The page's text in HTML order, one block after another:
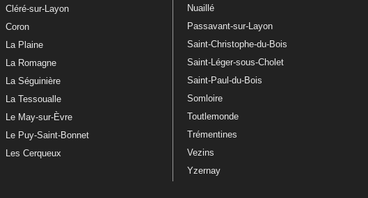
Cléré-sur-Layon
Coron
La Plaine
La Romagne
La Séguinière
La Tessoualle
Le May-sur-Èvre
Le Puy-Saint-Bonnet
Les Cerqueux
Nuaillé
Passavant-sur-Layon
Saint-Christophe-du-Bois
Saint-Léger-sous-Cholet
Saint-Paul-du-Bois
Somloire
Toutlemonde
Trémentines
Vezins
Yzernay